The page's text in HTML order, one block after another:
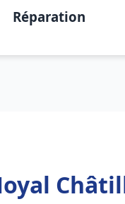
Réparation